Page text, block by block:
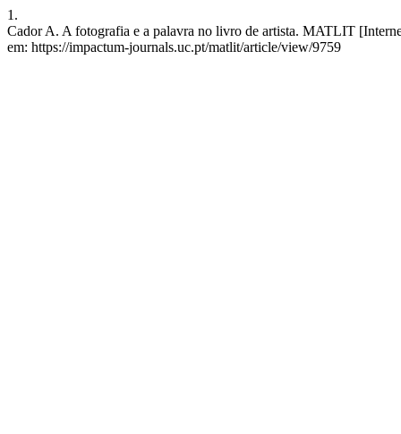
1.
Cador A. A fotografia e a palavra no livro de artista. MATLIT
em: https://impactum-journals.uc.pt/matlit/article/view/9759